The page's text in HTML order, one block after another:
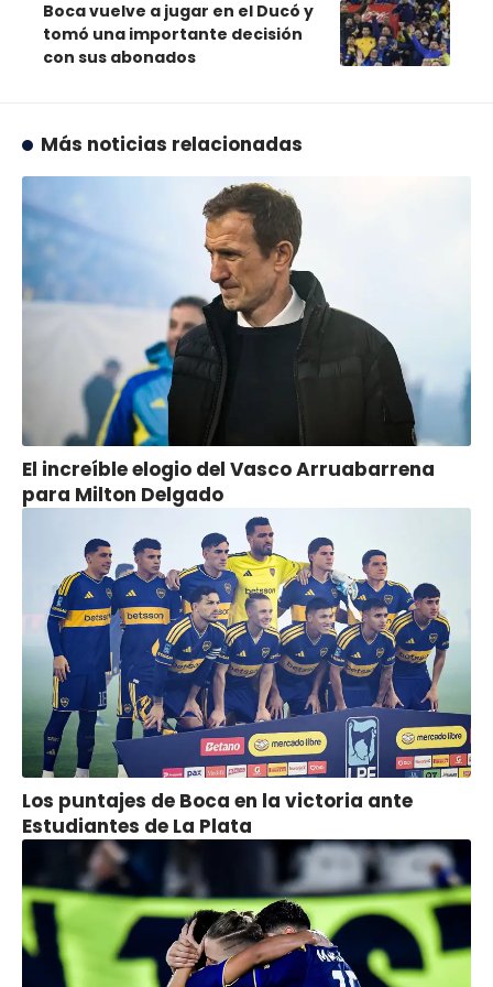
Boca vuelve a jugar en el Ducó y
tomó una importante decisión
con sus abonados
Más noticias relacionadas
El increíble elogio del Vasco Arruabarrena
para Milton Delgado
Los puntajes de Boca en la victoria ante
Estudiantes de La Plata